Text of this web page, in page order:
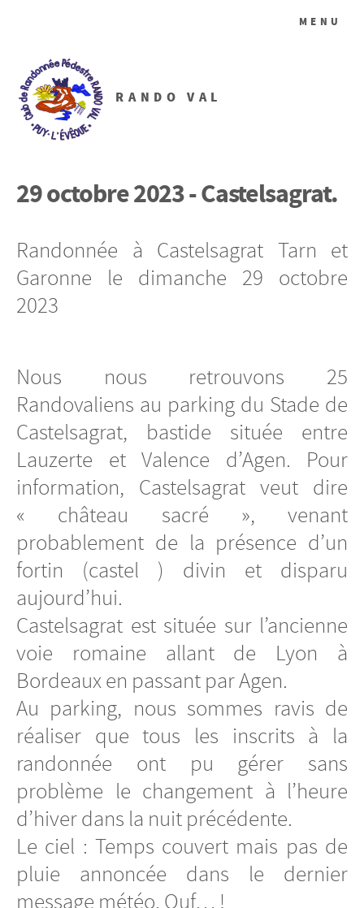
RANDO VAL
MENU
29 octobre 2023 - Castelsagrat.
Randonnée à Castelsagrat Tarn et
Garonne le dimanche 29 octobre
2023
Nous nous retrouvons 25
Randovaliens au parking du Stade de
Castelsagrat, bastide située entre
Lauzerte et Valence d’Agen. Pour
information, Castelsagrat veut dire
« château sacré », venant
probablement de la présence d’un
fortin (castel ) divin et disparu
aujourd’hui.
Castelsagrat est située sur l’ancienne
voie romaine allant de Lyon à
Bordeaux en passant par Agen.
Au parking, nous sommes ravis de
réaliser que tous les inscrits à la
randonnée ont pu gérer sans
problème le changement à l’heure
d’hiver dans la nuit précédente.
Le ciel : Temps couvert mais pas de
pluie annoncée dans le dernier
message météo. Ouf… !